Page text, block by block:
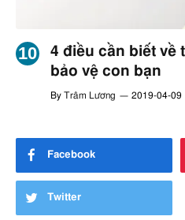
4 điều cần biết về
bảo vệ con bạn
By Trâm Lương 2019-04-09
Facebook
Twitter